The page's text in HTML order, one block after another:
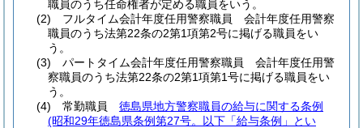
職員のうち任命権者が定める職員をいう。
(2)
フルタイム会計年度任用警察職員 会計年度任用警察
職員のうち法第22条の2第1項第2号に掲げる職員をい
う。
(3)
パートタイム会計年度任用警察職員 会計年度任用警
察職員のうち法第22条の2第1項第1号に掲げる職員をい
う。
(4)
常勤職員 徳島県地方警察職員の給与に関する条例
(昭和29年徳島県条例第27号。以下「給与条例」とい